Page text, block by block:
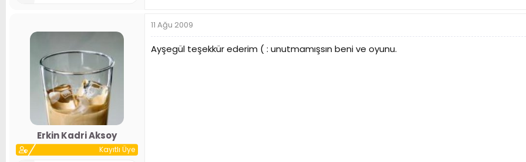
Erkin Kadri Aksoy
Kayıtlı Üye
11 Ağu 2009
Ayşegül teşekkür ederim ( : unutmamışsın beni ve oyunu.